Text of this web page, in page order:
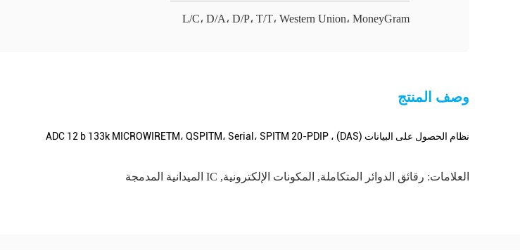
L/C، D/A، D/P، T/T، Western Union، MoneyGram
وصف المنتج
نظام الحصول على البيانات (DAS) ، ADC 12 b 133k MICROWIRETM، QSPITM، Serial، SPITM 20-PDIP
العلامات: رقائق الدوائر المتكاملة, المكونات الإلكترونية, IC الميدانية المدمجة